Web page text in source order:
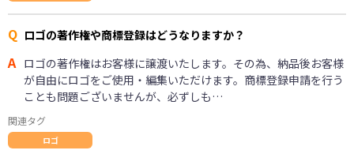
Q ロゴの著作権や商標登録はどうなりますか？
A ロゴの著作権はお客様に譲渡いたします。その為、納品後お客様
が自由にロゴをご使用・編集いただけます。商標登録申請を行う
ことも問題ございませんが、必ずしも…
関連タグ
ロゴ